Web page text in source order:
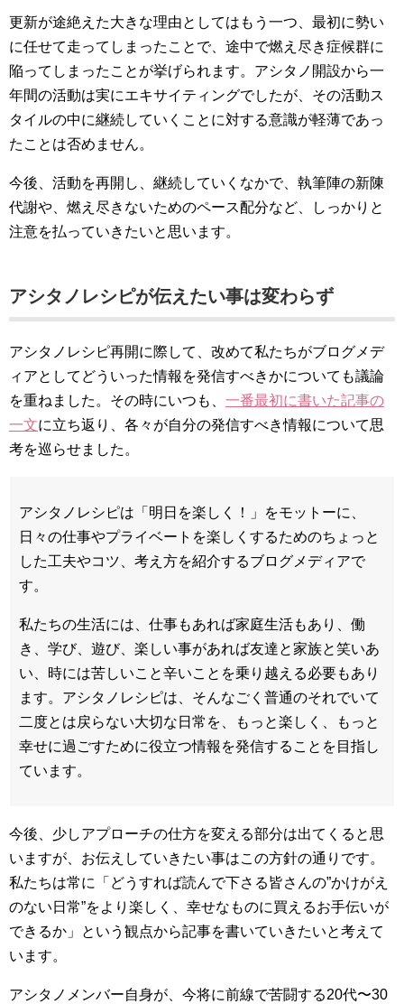
更新が途絶えた大きな理由としてはもう一つ、最初に勢い
に任せて走ってしまったことで、途中で燃え尽き症候群に
陥ってしまったことが挙げられます。アシタノ開設から一
年間の活動は実にエキサイティングでしたが、その活動ス
タイルの中に継続していくことに対する意識が軽薄であっ
たことは否めません。
今後、活動を再開し、継続していくなかで、執筆陣の新陳
代謝や、燃え尽きないためのペース配分など、しっかりと
注意を払っていきたいと思います。
アシタノレシピが伝えたい事は変わらず
アシタノレシピ再開に際して、改めて私たちがブログメデ
ィアとしてどういった情報を発信すべきかについても議論
を重ねました。その時にいつも、 一番最初に書いた記事の
一文に立ち返り、各々が自分の発信すべき情報について思
考を巡らせました。
アシタノレシピは「明日を楽しく！」をモットーに、
日々の仕事やプライベートを楽しくするためのちょっと
した工夫やコツ、考え方を紹介するブログメディアで
す。
私たちの生活には、仕事もあれば家庭生活もあり、働
き、学び、遊び、楽しい事があれば友達と家族と笑いあ
い、時には苦しいこと辛いことを乗り越える必要もあり
ます。アシタノレシピは、そんなごく普通のそれでいて
二度とは戻らない大切な日常を、もっと楽しく、もっと
幸せに過ごすために役立つ情報を発信することを目指し
ています。
今後、少しアプローチの仕方を変える部分は出てくると思
いますが、お伝えしていきたい事はこの方針の通りです。
私たちは常に「どうすれば読んで下さる皆さんの”かけがえ
のない日常”をより楽しく、幸せなものに買えるお手伝いが
できるか」という観点から記事を書いていきたいと考えて
います。
アシタノメンバー自身が、今将に前線で苦闘する20代〜30